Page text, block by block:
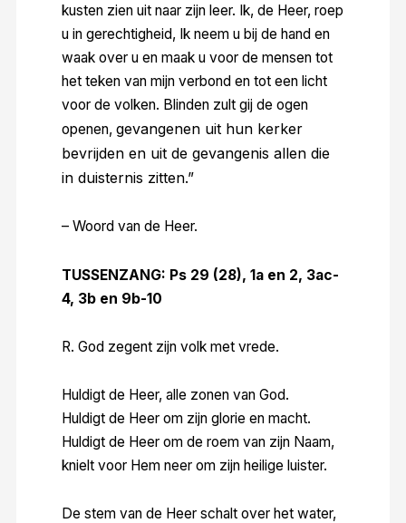
kusten zien uit naar zijn leer. Ik, de Heer, roep
u in gerechtigheid, Ik neem u bij de hand en
waak over u en maak u voor de mensen tot
het teken van mijn verbond en tot een licht
voor de volken. Blinden zult gij de ogen
openen,gevangenen uit hun kerker
bevrijden en uit de gevangenis allen die
in duisternis zitten.”
– Woord van de Heer.
TUSSENZANG: Ps 29 (28), 1a en 2, 3ac-
4, 3b en 9b-10
R. God zegent zijn volk met vrede.
Huldigt de Heer, alle zonen van God.
Huldigt de Heer om zijn glorie en macht.
Huldigt de Heer om de roem van zijn Naam,
knielt voor Hem neer om zijn heilige luister.
De stem van de Heer schalt over het water,